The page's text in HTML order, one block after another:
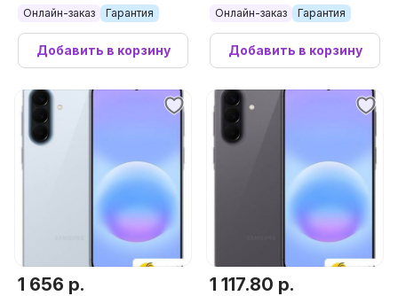
Онлайн-заказ Гарантия
Добавить в корзину
Онлайн-заказ Гарантия
Добавить в корзину
1 656 р. 1 117.80 р.